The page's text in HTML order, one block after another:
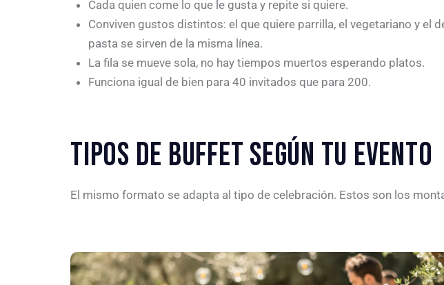
Cada quien come lo que le gusta y repite si quiere.
Conviven gustos distintos: el que quiere parrilla, el vegetariano y el
pasta se sirven de la misma línea.
La fila se mueve sola, no hay tiempos muertos esperando platos.
Funciona igual de bien para 40 invitados que para 200.
TIPOS DE BUFFET SEGÚN TU EVENTO
El mismo formato se adapta al tipo de celebración. Estos son los